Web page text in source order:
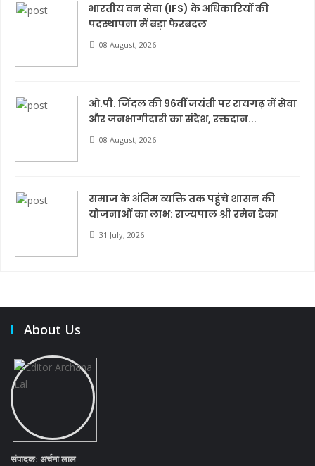
भारतीय वन सेवा (IFS) के अधिकारियों की
पदस्थापना में बड़ा फेरबदल
08 August, 2026
ओ.पी. जिंदल की 96वीं जयंती पर रायगढ़ में सेवा
और जनभागीदारी का संदेश, रक्तदान...
08 August, 2026
समाज के अंतिम व्यक्ति तक पहुंचे शासन की
योजनाओं का लाभ: राज्यपाल श्री रमेन डेका
31 July, 2026
About Us
संपादक: अर्चना लाल